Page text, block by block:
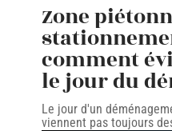
Zone
comment
le jour du
Le jour d'un
viennent pas toujours